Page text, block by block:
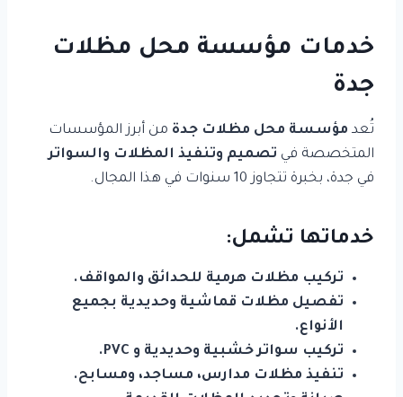
خدمات مؤسسة محل مظلات
جدة
تُعد مؤسسة محل مظلات جدة من أبرز المؤسسات
المتخصصة في تصميم وتنفيذ المظلات والسواتر
في جدة، بخبرة تتجاوز 10 سنوات في هذا المجال.
خدماتها تشمل:
تركيب مظلات هرمية للحدائق والمواقف.
تفصيل مظلات قماشية وحديدية بجميع
الأنواع.
تركيب سواتر خشبية وحديدية و PVC.
تنفيذ مظلات مدارس، مساجد، ومسابح.